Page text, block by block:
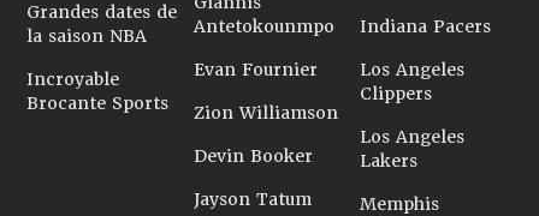
Grandes dates de
la saison NBA
Incroyable
Brocante Sports
Antetokounmpo
Evan Fournier
Zion Williamson
Devin Booker
Jayson Tatum
Indiana Pacers
Los Angeles
Clippers
Los Angeles
Lakers
Memphis